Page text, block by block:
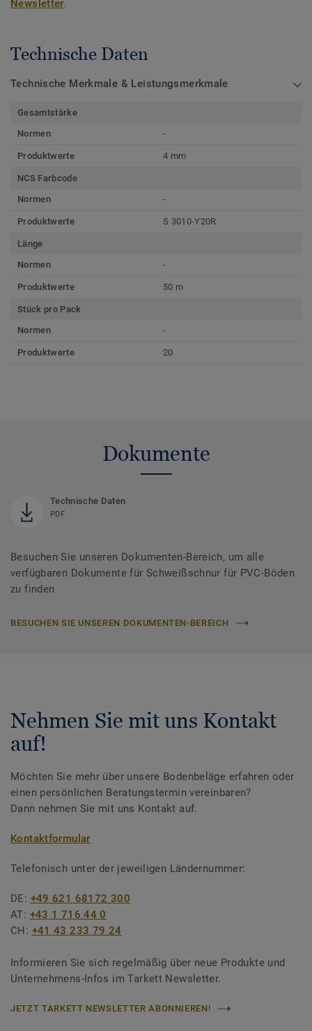
Newsletter.
Technische Daten
Technische Merkmale & Leistungsmerkmale
Gesamtstärke
Normen
-
Produktwerte 4 mm
NCS Farbcode
Normen
-
Produktwerte S 3010-Y20R
Länge
Normen
-
Produktwerte 50 m
Stück pro Pack
Normen
-
Produktwerte 20
Dokumente
Technische Daten
PDF
Besuchen Sie unseren Dokumenten-Bereich, um alle
verfügbaren Dokumente für Schweißschnur für PVC-Böden
zu finden
BESUCHEN SIE UNSEREN DOKUMENTEN-BEREICH
Nehmen Sie mit uns Kontakt
auf!
Möchten Sie mehr über unsere Bodenbeläge erfahren oder
einen persönlichen Beratungstermin vereinbaren?
Dann nehmen Sie mit uns Kontakt auf.
Kontaktformular
Telefonisch unter der jeweiligen Ländernummer:
DE: +49 621 68172 300
AT: +43 1 716 44 0
CH: +41 43 233 79 24
Informieren Sie sich regelmäßig über neue Produkte und
Unternehmens-Infos im Tarkett Newsletter.
JETZT TARKETT NEWSLETTER ABONNIEREN!